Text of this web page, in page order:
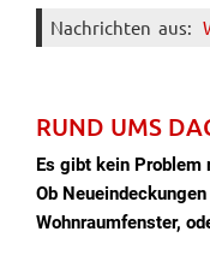
Nachrichten aus:
RUND UMS
Es gibt kein Problem
Ob
Wohnraumfenster,